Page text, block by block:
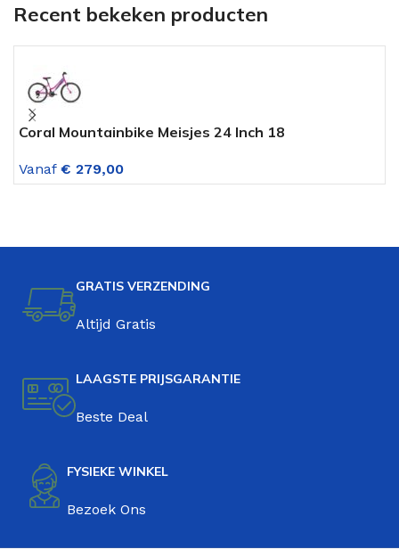
Recent bekeken producten
Coral Mountainbike Meisjes 24 Inch 18
Vanaf € 279,00
GRATIS VERZENDING
Altijd Gratis
LAAGSTE PRIJSGARANTIE
Beste Deal
FYSIEKE WINKEL
Bezoek Ons